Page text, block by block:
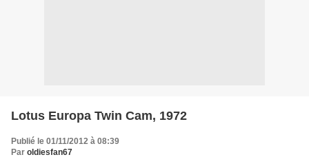
Lotus Europa Twin Cam, 1972
Publié le 01/11/2012 à 08:39
Par oldiesfan67